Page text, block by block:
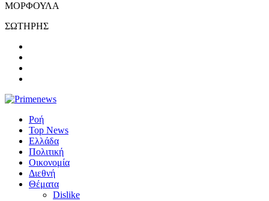
ΜΟΡΦΟΥΛΑ
ΣΩΤΗΡΗΣ
Ροή
Top News
Ελλάδα
Πολιτική
Οικονομία
Διεθνή
Θέματα
Dislike